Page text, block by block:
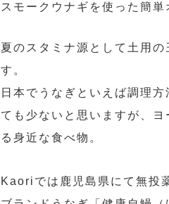
スモークウナギを使った簡
夏のスタミナ源として土用
す。
日本でうなぎといえば調理
ても少ないと思いますが、
る身近な食べ物。
Kaoriでは鹿児島県にて無投